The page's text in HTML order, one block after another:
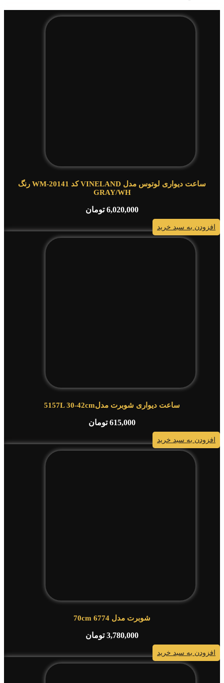
ساعت دیواری لوتوس مدل VINELAND کد WM-20141 رنگ
GRAY/WH
6,020,000 تومان
افزودن به سبد خرید
ساعت دیواری شوبرت مدل5157L 30-42cm
615,000 تومان
افزودن به سبد خرید
شوبرت مدل 6774 70cm
3,780,000 تومان
افزودن به سبد خرید